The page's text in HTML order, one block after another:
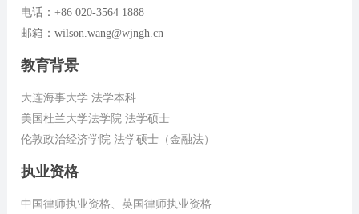
电话：+86 020-3564 1888
邮箱：wilson.wang@wjngh.cn
教育背景
大连海事大学 法学本科
美国杜兰大学法学院 法学硕士
伦敦政治经济学院 法学硕士（金融法）
执业资格
中国律师执业资格、英国律师执业资格